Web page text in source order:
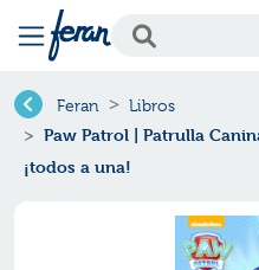
Feran Libros
Paw Patrol | Patrulla
¡todos a una!